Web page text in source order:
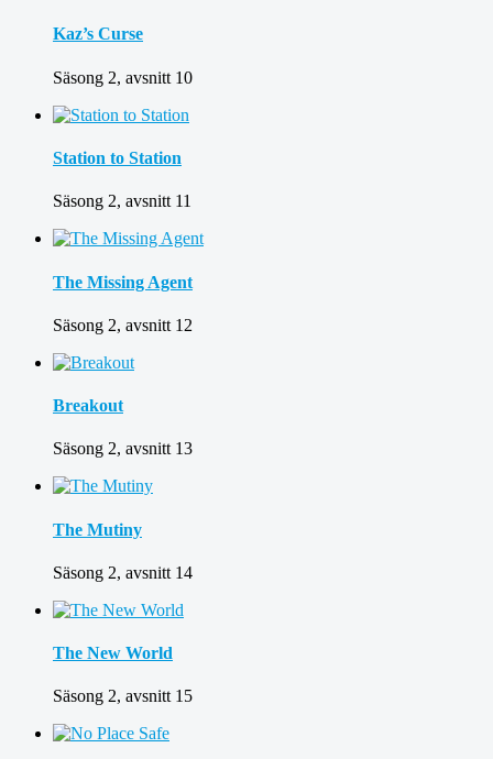
Kaz’s Curse
Säsong 2, avsnitt 10
Station to Station
Säsong 2, avsnitt 11
The Missing Agent
Säsong 2, avsnitt 12
Breakout
Säsong 2, avsnitt 13
The Mutiny
Säsong 2, avsnitt 14
The New World
Säsong 2, avsnitt 15